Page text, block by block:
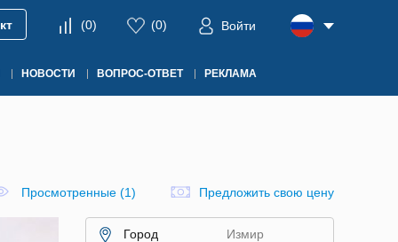
(0) (0) Войти
НОВОСТИ ВОПРОС-ОТВЕТ РЕКЛАМА
Просмотренные (1) Предложить свою цену
Город
Измир